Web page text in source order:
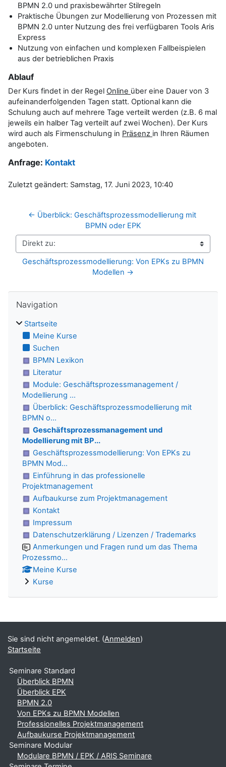
BPMN 2.0 und praxisbewährter Stilregeln
Praktische Übungen zur Modellierung von Prozessen mit
BPMN 2.0 unter Nutzung des frei verfügbaren Tools Aris
Express
Nutzung von einfachen und komplexen Fallbeispielen
aus der betrieblichen Praxis
Ablauf
Der Kurs findet in der Regel Online über eine Dauer von 3
aufeinanderfolgenden Tagen statt. Optional kann die
Schulung auch auf mehrere Tage verteilt werden (z.B. 6 mal
jeweils ein halber Tag verteilt auf zwei Wochen). Der Kurs
wird auch als Firmenschulung in Präsenz in Ihren Räumen
angeboten.
Anfrage: Kontakt
Zuletzt geändert: Samstag, 17. Juni 2023, 10:40
← Überblick: Geschäftsprozessmodellierung mit
BPMN oder EPK
Direkt zu:
Geschäftsprozessmodellierung: Von EPKs zu BPMN
Modellen →
Navigation
Startseite
Meine Kurse
Suchen
BPMN Lexikon
Literatur
Module: Geschäftsprozessmanagement /
Modellierung ...
Überblick: Geschäftsprozessmodellierung mit
BPMN o...
Geschäftsprozessmanagement und
Modellierung mit BP...
Geschäftsprozessmodellierung: Von EPKs zu
BPMN Mod...
Einführung in das professionelle
Projektmanagement
Aufbaukurse zum Projektmanagement
Kontakt
Impressum
Datenschutzerklärung / Lizenzen / Trademarks
Anmerkungen und Fragen rund um das Thema
Prozessmo...
Meine Kurse
Kurse
Sie sind nicht angemeldet. (Anmelden)
Startseite
Seminare Standard
Überblick BPMN
Überblick EPK
BPMN 2.0
Von EPKs zu BPMN Modellen
Professionelles Projektmanagement
Aufbaukurse Projektmanagement
Seminare Modular
Modulare BPMN / EPK / ARIS Seminare